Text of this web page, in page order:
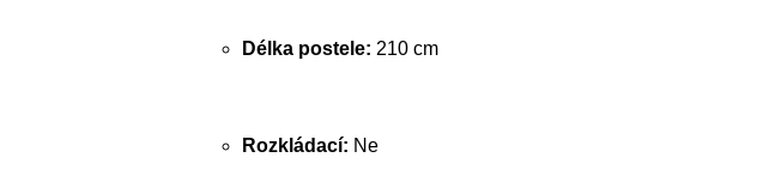
Délka postele: 210 cm
Rozkládací: Ne